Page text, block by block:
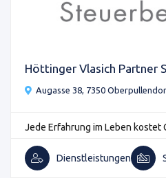
Höttinger Vlasich Partner
Augasse 38, 7350
Jede Erfahrung im Leben kostet
Dienstleistungen